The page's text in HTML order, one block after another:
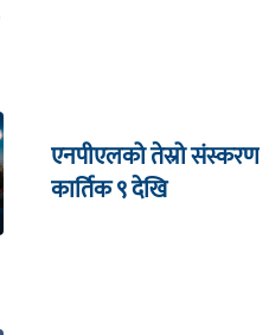
एनपीएलको तेस्रो संस्करण
कार्तिक ९ देखि